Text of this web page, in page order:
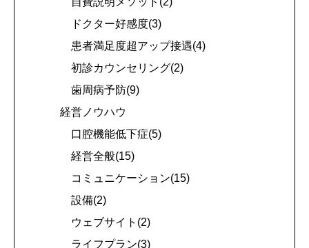
ドクター好感度(3)
患者満足度超アップ接遇(4)
初診カウンセリング(2)
歯周病予防(9)
経営ノウハウ
口腔機能低下症(5)
経営全般(15)
コミュニケーション(15)
設備(2)
ウェブサイト(2)
ライフプラン(3)